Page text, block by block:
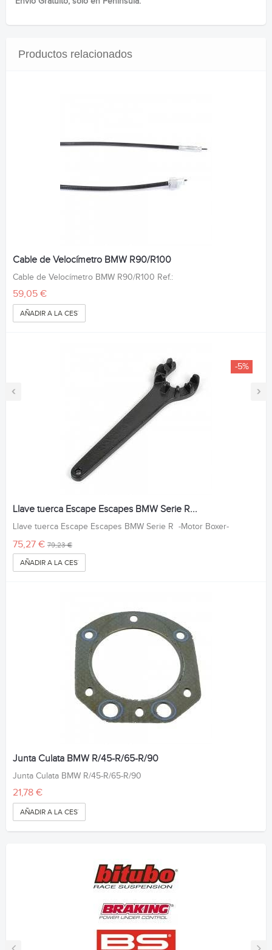
Productos relacionados
‹ ›
Cable de Velocímetro BMW R90/R100
Cable de Velocímetro BMW R90/R100 Ref.:
59,05 €
AÑADIR A LA CESTA
-5%
Llave tuerca Escape Escapes BMW Serie R...
Llave tuerca Escape Escapes BMW Serie R -Motor Boxer-
75,27 € 79,23 €
AÑADIR A LA CESTA
Junta Culata BMW R/45-R/65-R/90
Junta Culata BMW R/45-R/65-R/90
21,78 €
AÑADIR A LA CESTA